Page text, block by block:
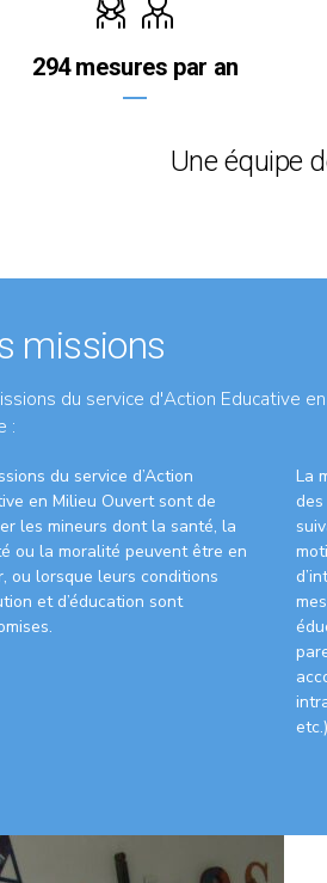
294 mesures par an
Une équipe
missions
du service d'Action Educative
:
du service d’Action
en Milieu Ouvert sont de
les mineurs dont la santé, la
ou la moralité peuvent être en
ou lorsque leurs conditions
et d’éducation sont
La